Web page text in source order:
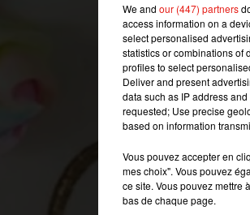
We and our (447) partners
access information on a
select personalised
statistics or combinations of
profiles to select
Deliver and present
data such as IP address
requested; Use precise
based on information
Vous pouvez accepter en
mes choix". Vous pouvez
ce site. Vous pouvez mettre
bas de chaque page.